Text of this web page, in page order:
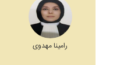
رامینا مهدوی